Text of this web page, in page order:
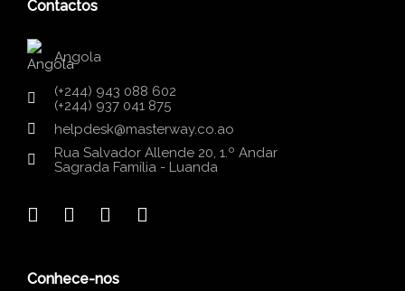
Contactos
Angola
(+244) 943 088 602
(+244) 937 041 875
helpdesk@masterway.co.ao
Rua Salvador Allende 20, 1.º Andar
Sagrada Família - Luanda
Conhece-nos